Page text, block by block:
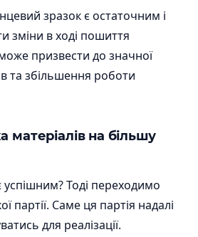
зразок є остаточним і
зміни в ході пошиття
призвести до значної
та збільшення роботи
матеріалів на більшу
успішним? Тоді переходимо
партії. Саме ця партія надалі
для реалізації.